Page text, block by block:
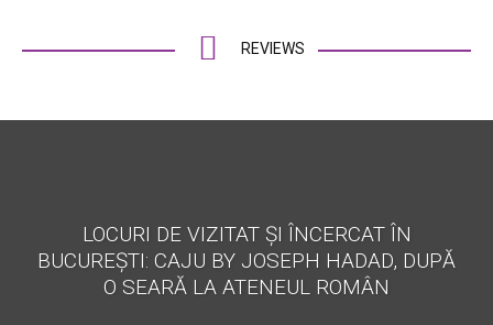
REVIEWS
LOCURI DE VIZITAT ȘI ÎNCERCAT ÎN
BUCUREȘTI: CAJU BY JOSEPH HADAD, DUPĂ
O SEARĂ LA ATENEUL ROMÂN